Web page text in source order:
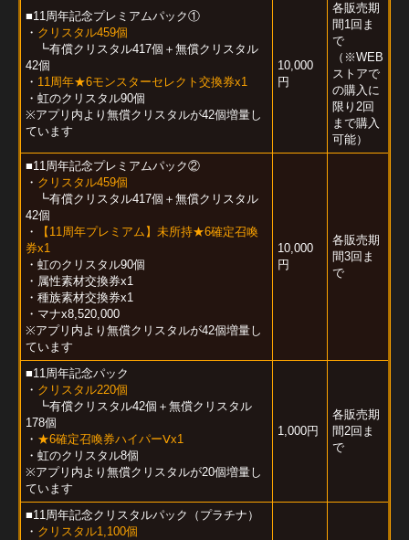
■11周年記念プレミアムパック①
・ クリスタル459個
┗有償クリスタル417個＋無償クリスタル
42個
・ 11周年★6モンスターセレクト交換券x1
・虹のクリスタル90個
※アプリ内より無償クリスタルが42個増量し
ています
10,000
円
各販売期
間1回ま
で
（※WEB
ストアで
の購入に
限り2回
まで購入
可能）
■11周年記念プレミアムパック②
・ クリスタル459個
┗有償クリスタル417個＋無償クリスタル
42個
・
【11周年プレミアム】未所持★6確定召喚
券x1
・虹のクリスタル90個
・属性素材交換券x1
・種族素材交換券x1
・マナx8,520,000
※アプリ内より無償クリスタルが42個増量し
ています
10,000
円
各販売期
間3回ま
で
■11周年記念パック
・ クリスタル220個
┗有償クリスタル42個＋無償クリスタル
178個
・ ★6確定召喚券ハイパーⅤx1
・虹のクリスタル8個
※アプリ内より無償クリスタルが20個増量し
ています
1,000円
各販売期
間2回ま
で
■11周年記念クリスタルパック（プラチナ）
・ クリスタル1,100個